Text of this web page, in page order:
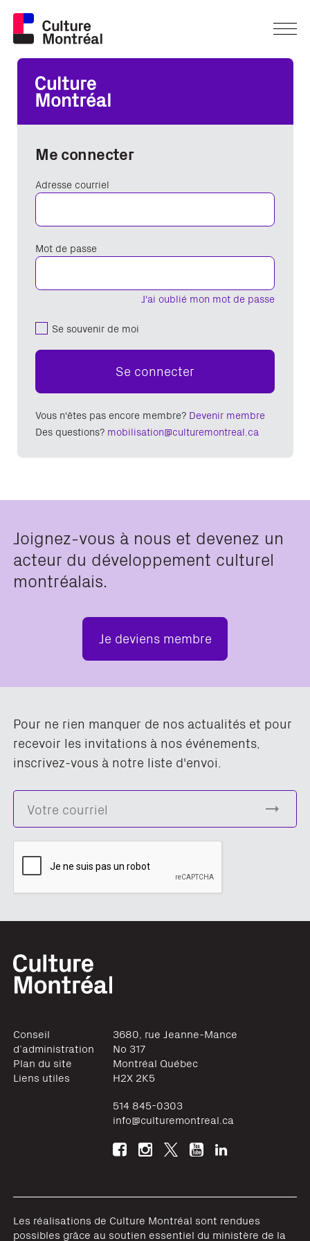
Me connecter
Adresse courriel
J'ai oublié mon mot de passe
Mot de passe
Se souvenir de moi
Se connecter
Vous n'êtes pas encore membre? Devenir membre
Des questions? mobilisation@culturemontreal.ca
Joignez-vous à nous et devenez un
acteur du développement culturel
montréalais.
Je deviens membre
Pour ne rien manquer de nos actualités et pour
recevoir les invitations à nos événements,
inscrivez-vous à notre liste d'envoi.
Conseil
d’administration
Plan du site
Liens utiles
3680, rue Jeanne-Mance
No 317
Montréal Québec
H2X 2K5
514 845-0303
info@culturemontreal.ca
Les réalisations de Culture Montréal sont rendues
possibles grâce au soutien essentiel du ministère de la